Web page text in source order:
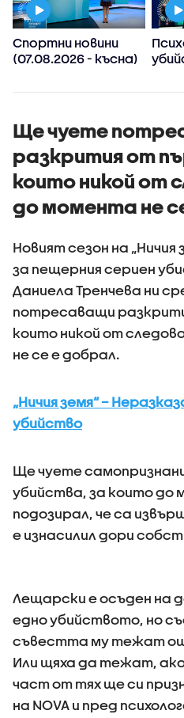
Спортни новини
(07.08.2026 - късна)
Ще чуете
разкрития от
които никой от
до момента не
Новият сезон на „Ничия
за пещерния сериен
Даниела Тренчева ни
потресаващи
които никой от
не се е добрал.
„Ничия земя“ –
убийство
Ще чуете
убийства, за които до
подозирал, че са
е изнасилил дори
Лещарски е осъден на
едно убийството, но
съвестта му тежат
Или щяха да тежат,
част от тях ще си
на NOVA и пред